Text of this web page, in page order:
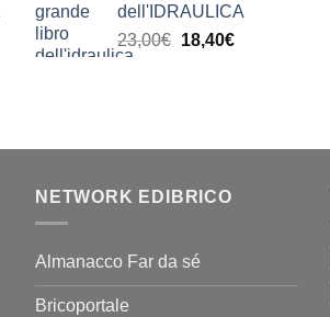
da
9,99€
dell'IDRAULICA
23,00€ Il
18,40€Il
NETWORK EDIBRICO
Almanacco Far da sé
Bricoportale